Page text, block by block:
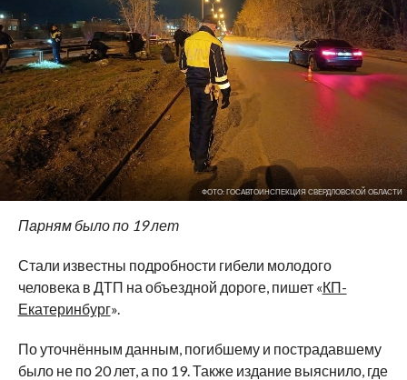
ФОТО: ГОСАВТОИНСПЕКЦИЯ СВЕРДЛОВСКОЙ ОБЛАСТИ
Парням было по 19 лет
Стали известны подробности гибели молодого
человека в ДТП на объездной дороге, пишет «КП-
Екатеринбург».
По уточнённым данным, погибшему и пострадавшему
было не по 20 лет, а по 19. Также издание выяснило, где